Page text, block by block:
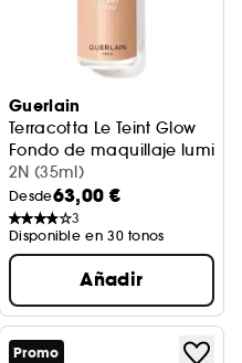
Guerlain
Terracotta Le Teint Glow
Fondo de maquillaje
2N (35ml)
Desde63,00 €
3
Disponible en 30 tonos
Añadir
Promo